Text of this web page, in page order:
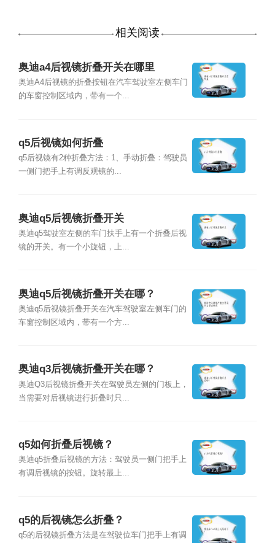
相关阅读
奥迪a4后视镜折叠开关在哪里
奥迪A4后视镜的折叠按钮在汽车驾驶室左侧车门
的车窗控制区域内，带有一个...
q5后视镜如何折叠
q5后视镜有2种折叠方法：1、手动折叠：驾驶员
一侧门把手上有调反观镜的...
奥迪q5后视镜折叠开关
奥迪q5驾驶室左侧的车门扶手上有一个折叠后视
镜的开关。有一个小旋钮，上...
奥迪q5后视镜折叠开关在哪？
奥迪q5后视镜折叠开关在汽车驾驶室左侧车门的
车窗控制区域内，带有一个方...
奥迪q3后视镜折叠开关在哪？
奥迪Q3后视镜折叠开关在驾驶员左侧的门板上，
当需要对后视镜进行折叠时只...
q5如何折叠后视镜？
奥迪q5折叠后视镜的方法：驾驶员一侧门把手上
有调后视镜的按钮。旋转最上...
q5的后视镜怎么折叠？
q5的后视镜折叠方法是在驾驶位车门把手上有调